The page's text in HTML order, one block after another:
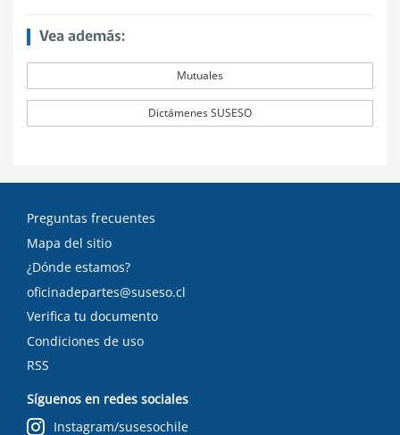
Vea además:
Mutuales
Dictámenes SUSESO
Preguntas frecuentes
Mapa del sitio
¿Dónde estamos?
oficinadepartes@suseso.cl
Verifica tu documento
Condiciones de uso
RSS
Síguenos en redes sociales
Instagram/susesochile